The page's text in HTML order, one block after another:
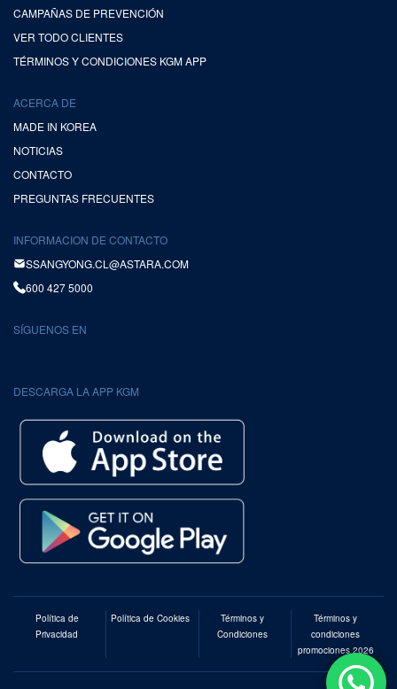
CAMPAÑAS DE PREVENCIÓN
VER TODO CLIENTES
TÉRMINOS Y CONDICIONES KGM APP
ACERCA DE
MADE IN KOREA
NOTICIAS
CONTACTO
PREGUNTAS FRECUENTES
INFORMACION DE CONTACTO
SSANGYONG.CL@ASTARA.COM
600 427 5000
SÍGUENOS EN
DESCARGA LA APP KGM
Política de
Privacidad
Política de Cookies
Términos y
Condiciones
Términos y
condiciones
promociones 2026